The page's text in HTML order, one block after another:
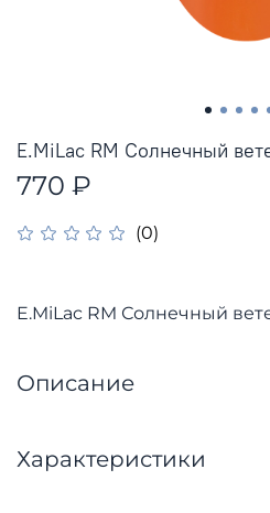
(0)
E.MiLac RM Солнечный
770 ₽
E.MiLac RM Солнечный
Описание
Характеристики